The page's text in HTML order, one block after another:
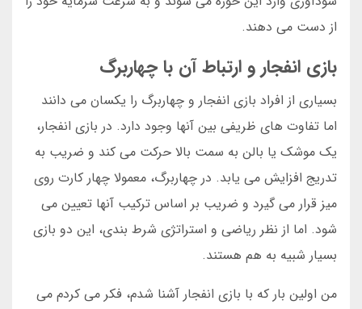
از دست می دهند.
بازی انفجار و ارتباط آن با چهاربرگ
بسیاری از افراد بازی انفجار و چهاربرگ را یکسان می دانند
اما تفاوت های ظریفی بین آنها وجود دارد. در بازی انفجار،
یک موشک یا بالن به سمت بالا حرکت می کند و ضریب به
تدریج افزایش می یابد. در چهاربرگ، معمولا چهار کارت روی
میز قرار می گیرد و ضریب بر اساس ترکیب آنها تعیین می
شود. اما از نظر ریاضی و استراتژی شرط بندی، این دو بازی
بسیار شبیه به هم هستند.
من اولین بار که با بازی انفجار آشنا شدم، فکر می کردم می